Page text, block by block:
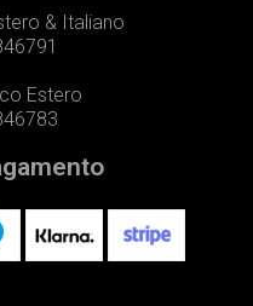
& Italiano
Estero